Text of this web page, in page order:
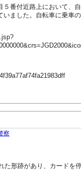
番付近路上において、
ました。自転車に乗車
察
形跡があり、カードを